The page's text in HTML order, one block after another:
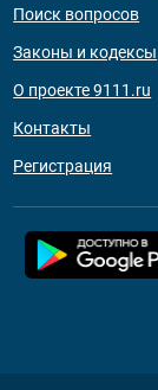
Поиск вопросов
Законы и кодексы
О проекте 9111.ru
Контакты
Регистрация